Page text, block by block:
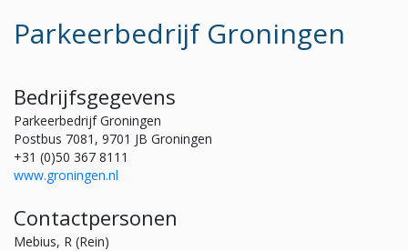
Parkeerbedrijf Groningen
Bedrijfsgegevens
Parkeerbedrijf Groningen
Postbus 7081, 9701 JB Groningen
+31 (0)50 367 8111
www.groningen.nl
Contactpersonen
Mebius, R (Rein)